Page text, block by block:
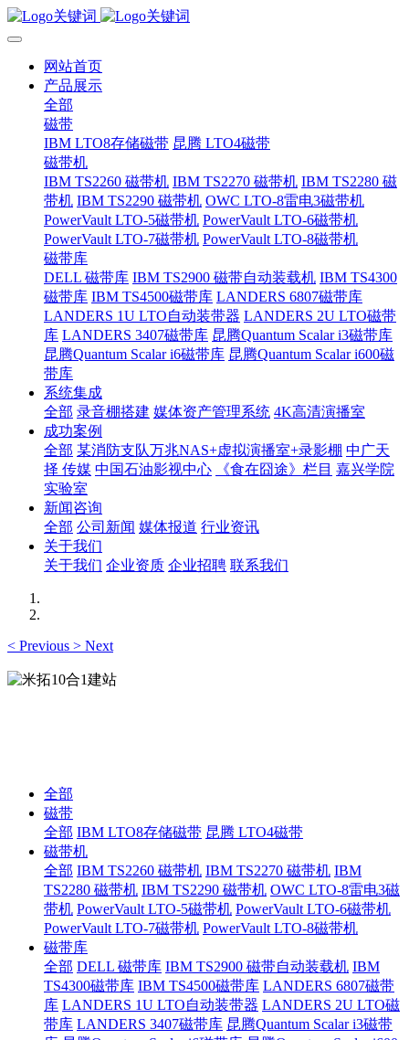
网站首页
产品展示
全部
磁带
IBM LTO8存储磁带 昆腾 LTO4磁带
磁带机
IBM TS2260 磁带机 IBM TS2270 磁带机 IBM TS2280 磁
带机 IBM TS2290 磁带机 OWC LTO-8雷电3磁带机
PowerVault LTO-5磁带机 PowerVault LTO-6磁带机
PowerVault LTO-7磁带机 PowerVault LTO-8磁带机
磁带库
DELL 磁带库 IBM TS2900 磁带自动装载机 IBM TS4300
磁带库 IBM TS4500磁带库 LANDERS 6807磁带库
LANDERS 1U LTO自动装带器 LANDERS 2U LTO磁带
库 LANDERS 3407磁带库 昆腾Quantum Scalar i3磁带库
昆腾Quantum Scalar i6磁带库 昆腾Quantum Scalar i600磁
带库
系统集成
全部 录音棚搭建 媒体资产管理系统 4K高清演播室
成功案例
全部 某消防支队万兆NAS+虚拟演播室+录影棚 中广天
择 传媒 中国石油影视中心 《食在囧途》栏目 嘉兴学院
实验室
新闻咨询
全部 公司新闻 媒体报道 行业资讯
关于我们
关于我们 企业资质 企业招聘 联系我们
< Previous > Next
全部
磁带
全部 IBM LTO8存储磁带 昆腾 LTO4磁带
磁带机
全部 IBM TS2260 磁带机 IBM TS2270 磁带机 IBM
TS2280 磁带机 IBM TS2290 磁带机 OWC LTO-8雷电3磁
带机 PowerVault LTO-5磁带机 PowerVault LTO-6磁带机
PowerVault LTO-7磁带机 PowerVault LTO-8磁带机
磁带库
全部 DELL 磁带库 IBM TS2900 磁带自动装载机 IBM
TS4300磁带库 IBM TS4500磁带库 LANDERS 6807磁带
库 LANDERS 1U LTO自动装带器 LANDERS 2U LTO磁
带库 LANDERS 3407磁带库 昆腾Quantum Scalar i3磁带